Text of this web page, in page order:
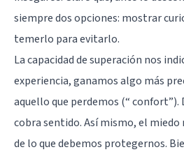
siempre dos opciones: mostrar
temerlo para evitarlo.
La capacidad de superación nos
experiencia, ganamos algo más
aquello que perdemos (“confort”).
cobra sentido. Así mismo, el miedo
de lo que debemos protegernos.